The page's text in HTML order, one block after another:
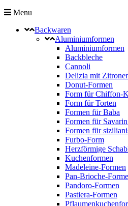
Menu
Backwaren
Aluminiumformen
Aluminiumformen
Backbleche
Cannoli
Delizia mit
Donut-Formen
Form für Chiffon-
Form für Torten
Formen für Baba
Formen für
Formen für
Furbo-Form
Herzförmige
Kuchenformen
Madeleine-Formen
Pan-Brioche-
Pandoro-Formen
Pastiera-Formen